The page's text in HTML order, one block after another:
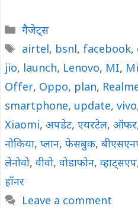
Categories
गैजेट्स
Tags
airtel, bsnl, facebook,
jio, launch, Lenovo, MI,
Offer, Oppo, plan,
smartphone, update, vivo
Xiaomi, अपडेट, एयरटेल, ऑफर
नोकिया, प्लान, फेसबुक,
लेनोवो, वीवो, वोडाफोन, व्हाट्सएप
हॉनर
Leave a comment